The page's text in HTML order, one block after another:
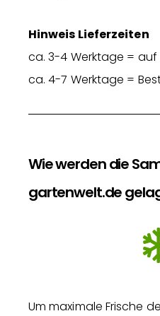
Hinweis Lieferzeiten
ca. 3-4 Werktage = auf
ca. 4-7 Werktage =
Wie werden die
gartenwelt.de
Um maximale Frische